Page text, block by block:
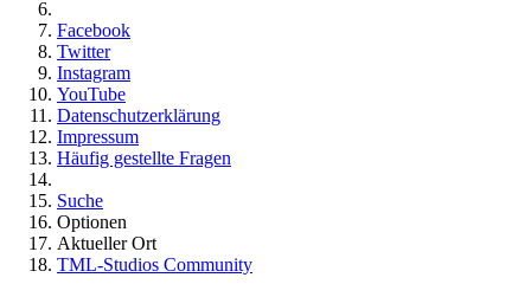
Facebook
Twitter
Instagram
YouTube
Datenschutzerklärung
Impressum
Häufig gestellte Fragen
Suche
Optionen
Aktueller Ort
TML-Studios Community